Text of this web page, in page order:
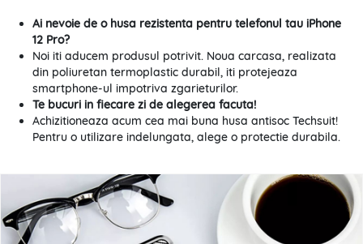
Ai nevoie de o husa rezistenta pentru telefonul tau iPhone
12 Pro?
Noi iti aducem produsul potrivit. Noua carcasa, realizata
din poliuretan termoplastic durabil, iti protejeaza
smartphone-ul impotriva zgarieturilor.
Te bucuri in fiecare zi de alegerea facuta!
Achizitioneaza acum cea mai buna husa antisoc Techsuit!
Pentru o utilizare indelungata, alege o protectie durabila.